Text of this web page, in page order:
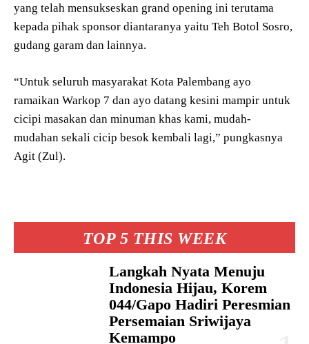
TOP 5 THIS WEEK
Langkah Nyata Menuju
Indonesia Hijau, Korem
044/Gapo Hadiri Peresmian
Persemaian Sriwijaya
Kemampo
yang telah mensukseskan grand opening ini terutama
kepada pihak sponsor diantaranya yaitu Teh Botol Sosro,
gudang garam dan lainnya.
“Untuk seluruh masyarakat Kota Palembang ayo
ramaikan Warkop 7 dan ayo datang kesini mampir untuk
cicipi masakan dan minuman khas kami, mudah-
mudahan sekali cicip besok kembali lagi,” pungkasnya
Agit (Zul).